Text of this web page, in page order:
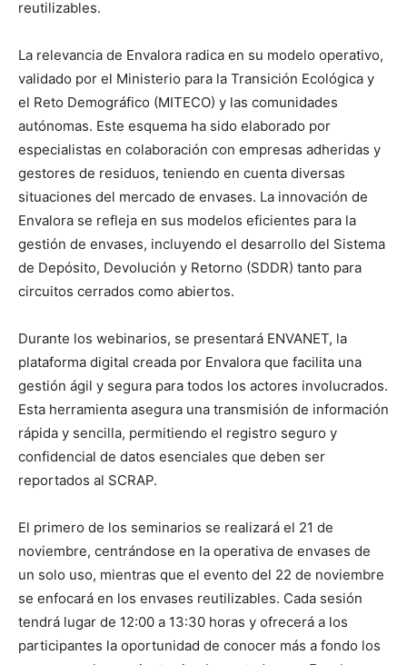
reutilizables.
La relevancia de Envalora radica en su modelo operativo,
validado por el Ministerio para la Transición Ecológica y
el Reto Demográfico (MITECO) y las comunidades
autónomas. Este esquema ha sido elaborado por
especialistas en colaboración con empresas adheridas y
gestores de residuos, teniendo en cuenta diversas
situaciones del mercado de envases. La innovación de
Envalora se refleja en sus modelos eficientes para la
gestión de envases, incluyendo el desarrollo del Sistema
de Depósito, Devolución y Retorno (SDDR) tanto para
circuitos cerrados como abiertos.
Durante los webinarios, se presentará ENVANET, la
plataforma digital creada por Envalora que facilita una
gestión ágil y segura para todos los actores involucrados.
Esta herramienta asegura una transmisión de información
rápida y sencilla, permitiendo el registro seguro y
confidencial de datos esenciales que deben ser
reportados al SCRAP.
El primero de los seminarios se realizará el 21 de
noviembre, centrándose en la operativa de envases de
un solo uso, mientras que el evento del 22 de noviembre
se enfocará en los envases reutilizables. Cada sesión
tendrá lugar de 12:00 a 13:30 horas y ofrecerá a los
participantes la oportunidad de conocer más a fondo los